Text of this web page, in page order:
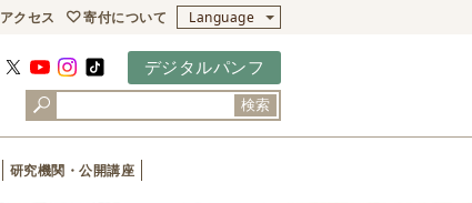
アクセス 寄付について Language
デジタルパンフ
検索
研究機関・公開講座